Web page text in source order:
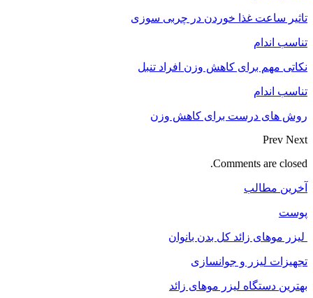
تاثیر ساعت غذا خوردن در چربی سوزی
تناسب اندام
نکاتی مهم برای کاهش وزن افراد تنبل
تناسب اندام
روش های درست برای کاهش وزن
Prev Next
Comments are closed.
آخرین مطالب
پوست
لیزر موهای زائد کل بدن بانوان
تجهیزات لیزر و جوانسازی
بهترین دستگاه لیزر موهای زائد